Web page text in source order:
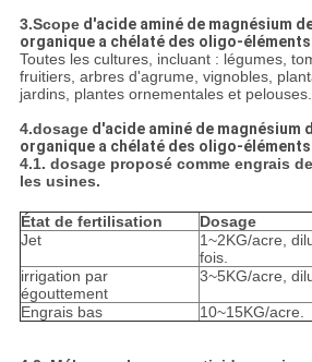
3.Scoped'acide aminé de magnésium
organique a chélaté des oligo-éléments
Toutes les cultures, incluant : légumes,
fruitiers, arbres d'agrume, vignobles,
jardins, plantes ornementales et pelouses.
4.dosaged'acide aminé de magnésium
organique a chélaté des oligo-éléments
4.1. dosage proposé comme engrais
les usines.
État de fertilisation
Dosage
Jet
1~2KG/acre,
fois.
irrigation par
égouttement
3~5KG/acre,
Engrais bas 10~15KG/acre.